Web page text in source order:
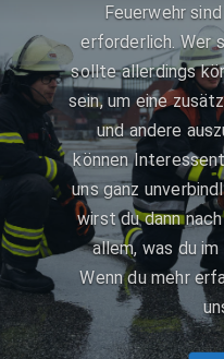
Feuerwehr
erforderlich. Wer
sollte allerdings
sein, um eine
und andere
können
uns ganz
wirst du dann
allem, was du
Wenn du mehr